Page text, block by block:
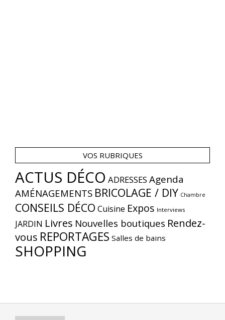
VOS RUBRIQUES
ACTUS DÉCO ADRESSES Agenda
AMÉNAGEMENTS BRICOLAGE / DIY Chambre
CONSEILS DÉCO Cuisine Expos Interviews
JARDIN Livres Nouvelles boutiques Rendez-
vous REPORTAGES Salles de bains
SHOPPING